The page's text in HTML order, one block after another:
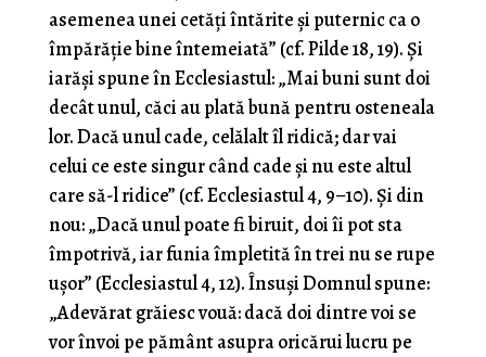
asemenea unei cetăți întărite și puternic ca o
împărăție bine întemeiată” (cf. Pilde 18, 19). Și
iarăși spune în Ecclesiastul: „Mai buni sunt doi
decât unul, căci au plată bună pentru osteneala
lor. Dacă unul cade, celălalt îl ridică; dar vai
celui ce este singur când cade și nu este altul
care să-l ridice” (cf. Ecclesiastul 4, 9–10). Și din
nou: „Dacă unul poate fi biruit, doi îi pot sta
împotrivă, iar funia împletită în trei nu se rupe
ușor” (Ecclesiastul 4, 12). Însuși Domnul spune:
„Adevărat grăiesc vouă: dacă doi dintre voi se
vor învoi pe pământ asupra oricărui lucru pe